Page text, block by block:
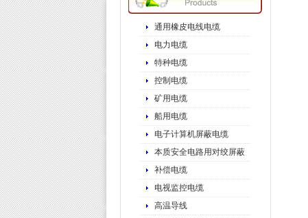
通用橡皮电线电缆
电力电缆
特种电缆
控制电缆
矿用电缆
船用电缆
电子计算机屏蔽电缆
本质安全电路用对绞屏蔽
补偿电缆
电视监控电缆
高温导线